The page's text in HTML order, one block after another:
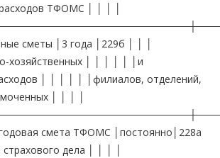
расходов ТФОМС │ │ │ │
сметы │3 года │229б │ │ │
хозяйственных │ │ │ │ │ │и
│ │ │ │ │ │филиалов, отделений,
│ │ │ │
годовая смета ТФОМС │постоянно│228а
дела │ │ │ │